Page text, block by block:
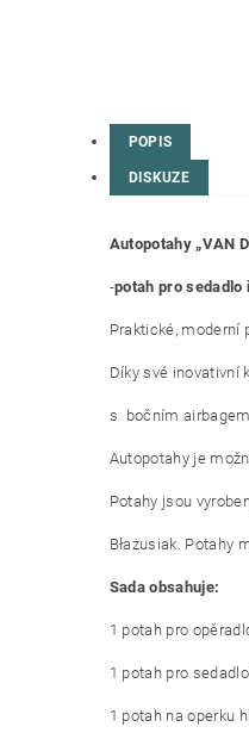
POPIS
DISKUZE
Autopotahy „VAN
-potah pro sedadlo
Praktické, moderní
Díky své inovativní
s bočním
Autopotahy je
Potahy jsou
Błażusiak. Potahy
Sada obsahuje:
1 potah pro
1 potah pro
1 potah na operku